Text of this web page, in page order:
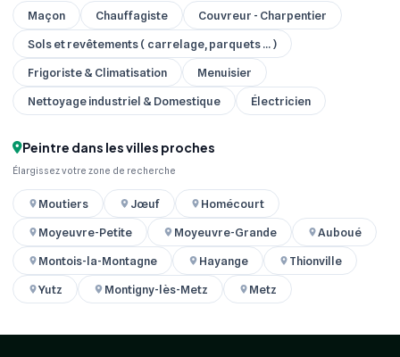
Maçon Chauffagiste
Couvreur - Charpentier
Sols et revêtements ( carrelage, parquets ... )
Frigoriste & Climatisation
Menuisier
Nettoyage industriel & Domestique
Électricien
Peintre dans les villes proches
Élargissez votre zone de recherche
Moutiers Jœuf
Homécourt
Moyeuvre-Petite
Moyeuvre-Grande
Auboué
Montois-la-Montagne
Hayange
Thionville
Yutz
Montigny-lès-Metz Metz